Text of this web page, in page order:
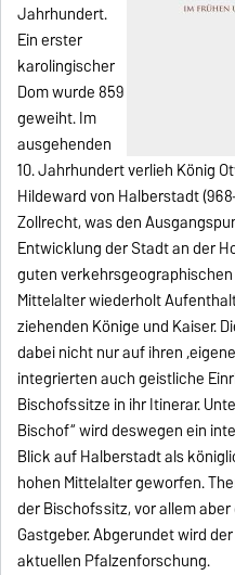
Jahrhundert.
Ein erster
karolingischer
Dom wurde 859
geweiht. Im
ausgehenden
10. Jahrhundert verlieh König
Hildeward von Halberstadt
Zollrecht, was den
Entwicklung der Stadt an der
guten
Mittelalter wiederholt
ziehenden Könige und Kaiser.
dabei nicht nur auf ihren
integrierten auch geistliche
Bischofssitze in ihr Itinerar.
Bischof“ wird deswegen ein
Blick auf Halberstadt als
hohen Mittelalter geworfen.
der Bischofssitz, vor allem
Gastgeber. Abgerundet wird
aktuellen Pfalzenforschung.